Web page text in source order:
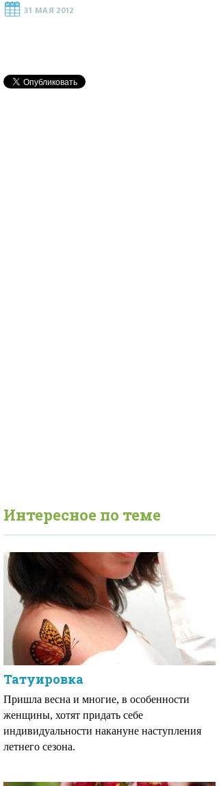
31 МАЯ 2012
Интересное по теме
Татуировка
Пришла весна и многие, в особенности
женщины, хотят придать себе
индивидуальности накануне наступления
летнего сезона.